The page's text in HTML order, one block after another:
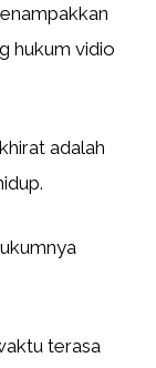
hukum vidio
adalah
terasa